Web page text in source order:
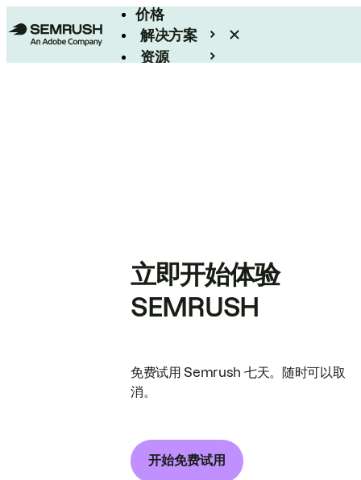
价格
解决方案
资源
立即开始体验
SEMRUSH
免费试用 Semrush 七天。随时可以取
消。
开始免费试用